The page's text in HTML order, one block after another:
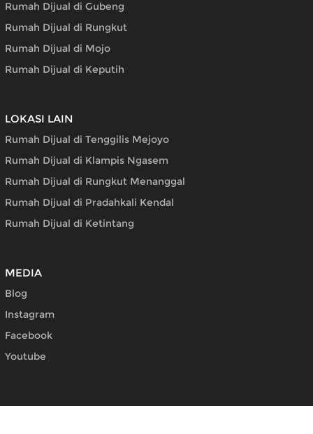
Rumah Dijual di Gubeng
Rumah Dijual di Rungkut
Rumah Dijual di Mojo
Rumah Dijual di Keputih
LOKASI LAIN
Rumah Dijual di Tenggilis Mejoyo
Rumah Dijual di Klampis Ngasem
Rumah Dijual di Rungkut Menanggal
Rumah Dijual di Pradahkali Kendal
Rumah Dijual di Ketintang
MEDIA
Blog
Instagram
Facebook
Youtube